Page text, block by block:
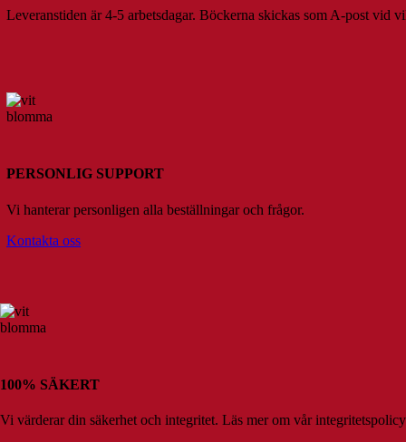
Leveranstiden är 4-5 arbetsdagar. Böckerna skickas som A-post
PERSONLIG SUPPORT
Vi hanterar personligen alla beställningar och frågor.
Kontakta oss
100% SÄKERT
Vi värderar din säkerhet och integritet. Läs mer om vår